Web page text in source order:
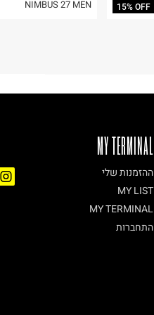
NIMBUS 27 MEN
15% OFF
MY TERMINAL
ההזמנות שלי
MY LIST
MY TERMINAL
התחברות